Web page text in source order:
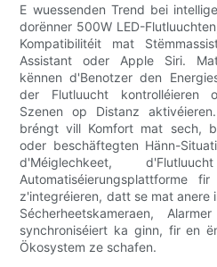
E wuessenden Trend bei
dorënner 500W LED-
Kompatibilitéit mat
Assistant oder Apple Siri.
kënnen d'Benotzer den
der Flutluucht kontrolléieren
Szenen op Distanz
bréngt vill Komfort mat sech,
oder beschäftegten Hänn-
d'Méiglechkeet,
Automatiséierungsplattforme
z'integréieren, datt se mat anere
Sécherheetskameraen,
synchroniséiert ka ginn, fir en
Ökosystem ze schafen.